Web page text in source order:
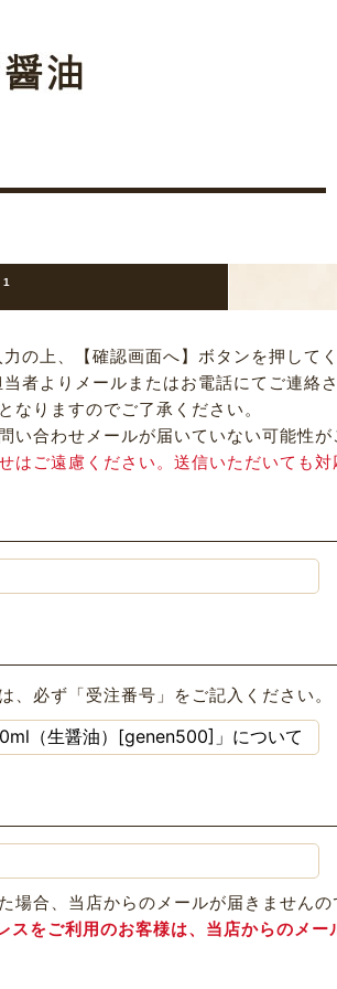
の上、【確認画面へ】ボタンを押してく
者よりメールまたはお電話にてご連絡
なりますのでご了承ください。
い合わせメールが届いていない可能性
はご遠慮ください。送信いただいても対
、必ず「受注番号」をご記入ください。
場合、当店からのメールが届きませんの
スをご利用のお客様は、当店からのメ